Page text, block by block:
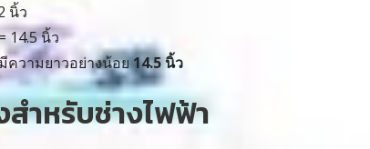
นิ้ว
14.5 นิ้ว
ความยาวอย่างน้อย14.5 นิ้ว
ำหรับช่างไฟฟ้า